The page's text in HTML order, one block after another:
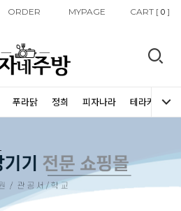
ORDER MYPAGE CART [ 0]
푸라닭 정희 피자나라 테라커피